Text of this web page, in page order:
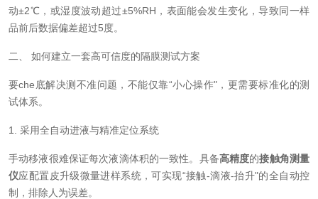
动±2℃，或湿度波动超过±5%RH，表面能会发生变化，导致同一样
品前后数据偏差超过5度。
二、 如何建立一套高可信度的隔膜测试方案
要che底解决测不准问题，不能仅靠“小心操作"，更需要标准化的测
试体系。
1. 采用全自动进液与精准定位系统
手动移液很难保证每次液滴体积的一致性。具备高精度的接触角测量
仪应配置皮升级微量进样系统，可实现“接触-滴液-抬升"的全自动控
制，排除人为误差。